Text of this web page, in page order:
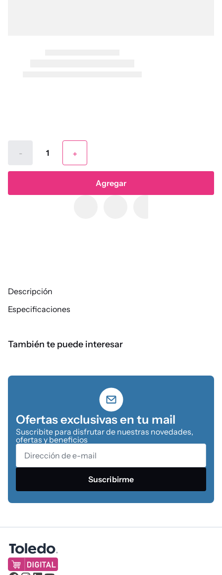
- +
Agregar
Descripción
Especificaciones
También te puede interesar
Ofertas exclusivas en tu mail
Suscribite para disfrutar de nuestras novedades,
ofertas y beneficios
Suscribirme